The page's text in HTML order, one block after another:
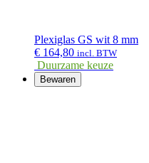
Plexiglas GS wit 8 mm
€ 164,80 incl. BTW
Duurzame keuze
Bewaren